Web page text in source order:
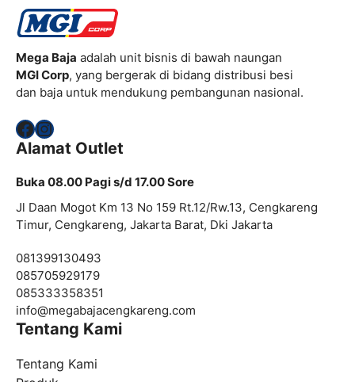
Mega Baja adalah unit bisnis di bawah naungan
MGI Corp, yang bergerak di bidang distribusi besi
dan baja untuk mendukung pembangunan nasional.
Facebook
Instagram
Alamat Outlet
Buka 08.00 Pagi s/d 17.00 Sore
Jl Daan Mogot Km 13 No 159 Rt.12/Rw.13, Cengkareng
Timur, Cengkareng, Jakarta Barat, Dki Jakarta
081399130493
085705929179
085333358351
info@megabajacengkareng.com
Tentang Kami
Tentang Kami